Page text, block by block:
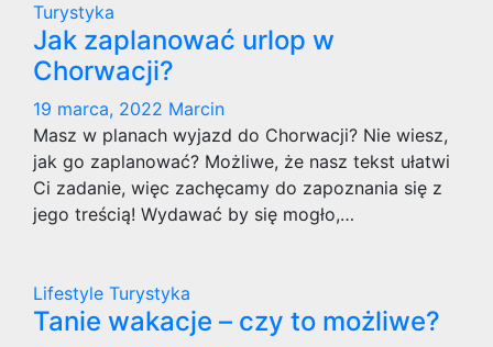
Turystyka
Jak zaplanować urlop w
Chorwacji?
19 marca, 2022 Marcin
Masz w planach wyjazd do Chorwacji? Nie wiesz,
jak go zaplanować? Możliwe, że nasz tekst ułatwi
Ci zadanie, więc zachęcamy do zapoznania się z
jego treścią! Wydawać by się mogło,…
Lifestyle Turystyka
Tanie wakacje – czy to możliwe?